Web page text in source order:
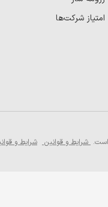
امتیاز شرکت‌ها
شرایط و قوانین شرایط و